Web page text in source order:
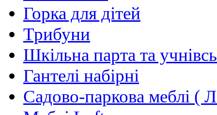
Горка для дітей
Трибуни
Шкільна парта та
Гантелі набірні
Садово-паркова меблі (